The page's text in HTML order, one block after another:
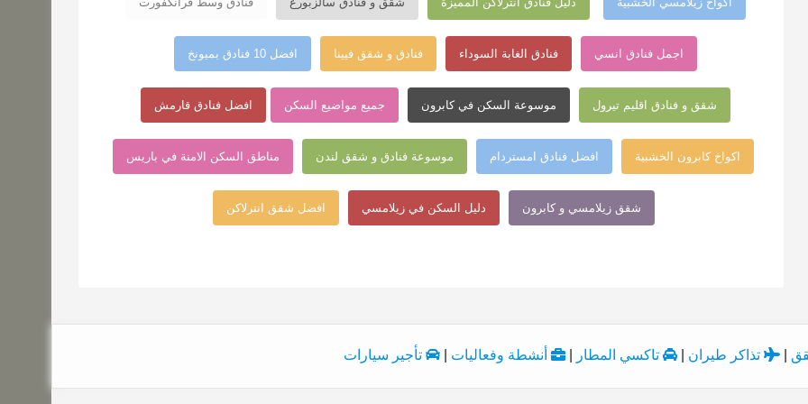
اجمل فنادق انسي فنادق الغابة السوداء فنادق و شقق فيينا افضل 10 فنادق بميونخ
شقق و فنادق اقليم تيرول موسوعة السكن في كابرون جميع مواضيع السكن افضل فنادق قارمش
اكواخ كابرون الخشبية افضل فنادق امستردام موسوعة فنادق و شقق لندن مناطق السكن الامنة في باريس
شقق زيلامسي و كابرون دليل السكن في زيلامسي افضل شقق انترلاكن
| تذاكر طيران | تاكسي المطار | أنشطة وفعاليات | تأجير سيارات